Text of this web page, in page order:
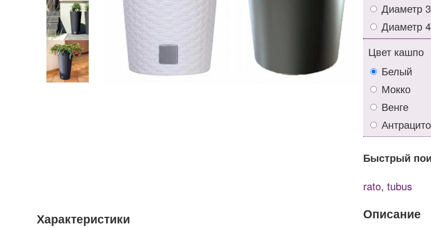
Диаметр
Диаметр
Цвет кашпо
Белый
Мокко
Венге
Быстрый
rato, tubus
Характеристики Описание